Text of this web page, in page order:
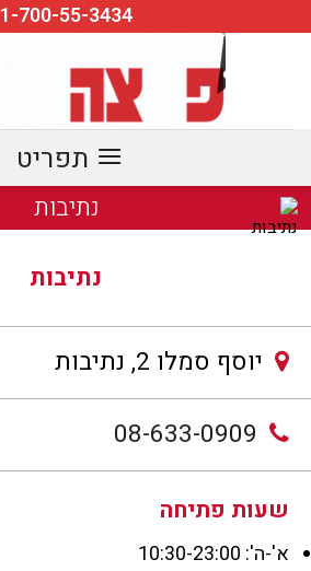
to
1-700-55-3434
נתיבות
נתיבות
יוסף סמלו 2, נתיבות
08-633-0909
שעות פתיחה
א'-ה': 10:30-23:00